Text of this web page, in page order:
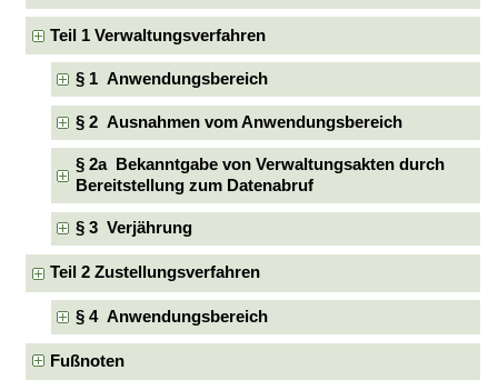
Teil 1 Verwaltungsverfahren
§ 1 Anwendungsbereich
§ 2 Ausnahmen vom Anwendungsbereich
§ 2a Bekanntgabe von Verwaltungsakten durch
Bereitstellung zum Datenabruf
§ 3 Verjährung
Teil 2 Zustellungsverfahren
§ 4 Anwendungsbereich
Fußnoten